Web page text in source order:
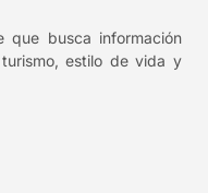
que busca información
estilo de vida y